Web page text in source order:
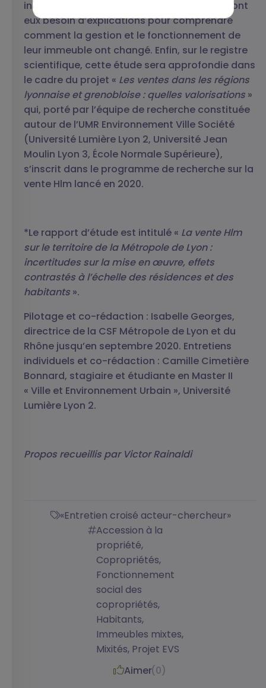
instances de la copropriété. Les locataires ont
eux besoin d’explications pour comprendre
comment la gestion et le fonctionnement de
leur immeuble ont changé. Enfin, sur le registre
scientifique, cette étude sera approfondie dans
le cadre du projet « Les ventes dans les régions
lyonnaise et grenobloise : quelles valorisations »
qui, porté par l’équipe de recherche constituée
autour de l’UMR Environnement Ville Société
(Université Lumière Lyon 2, Université Jean
Moulin Lyon 3, École Normale Supérieure),
s’inscrit dans le programme de recherche sur la
vente Hlm lancé en 2020.
*Le rapport d’étude est intitulé « La vente Hlm
sur le territoire de la Métropole de Lyon :
incertitudes sur la mise en œuvre, effets
contrastés à l’échelle des résidences et des
habitants ».
Pilotage et co-rédaction : Isabelle Georges,
directrice de la CSF Métropole de Lyon et du
Rhône jusqu’en septembre 2020. Entretiens
individuels et co-rédaction : Camille Cimetière
Bonnard, stagiaire et étudiante en Master II
« Ville et Environnement Urbain », Université
Lumière Lyon 2.
Propos recueillis par Victor Rainaldi
«Entretien croisé acteur-chercheur»
Accession à la
propriété,
Copropriétés,
Fonctionnement
social des
copropriétés,
Habitants,
Immeubles mixtes,
Mixités, Projet EVS
Aimer(0)